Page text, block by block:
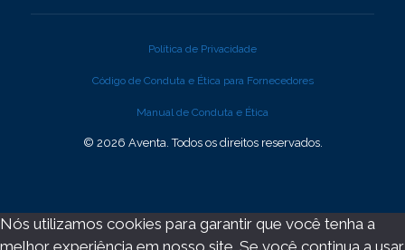
© 2026 Aventa. Todos os direitos reservados.
Política de Privacidade
Código de Conduta e Ética para Fornecedores
Manual de Conduta e Ética
Nós utilizamos cookies para garantir que você tenha a